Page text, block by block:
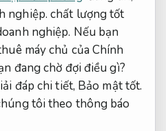
nghiệp. chất lượng tốt
nghiệp. Nếu bạn
máy chủ của Chính
đang chờ đợi điều gì?
đáp chi tiết, Bảo mật tốt.
tôi theo thông báo